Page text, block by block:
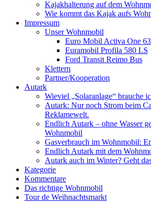
Kajakhalterung auf dem
Wie kommt das Kajak aufs
Impressum
Unser Wohnmobil
Euro Mobil Activa One
Euramobil Profila 580 LS
Ford Transit Reimo Bus
Klettern
Partner/Kooperation
Autark
Wieviel „Solaranlage“ brauche
Autark: Nur noch Strom beim
Reklamewelt.
Endlich Autark – ohne Wasser
Wohnmobil
Gasverbrauch im Wohnmobil:
Endlich Autark mit dem
Autark auch im Winter? Geht
Kategorie
Kommentare
Das richtige Wohnmobil
Tour de Weihnachtsmarkt